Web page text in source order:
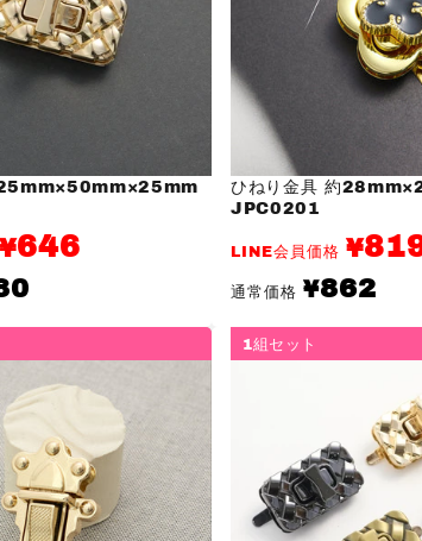
25mm×50mm×25mm
¥646
ひねり金具 約
JPC0201
LINE会員価格 ¥
通常価格
通
常
格
¥862
1組セット